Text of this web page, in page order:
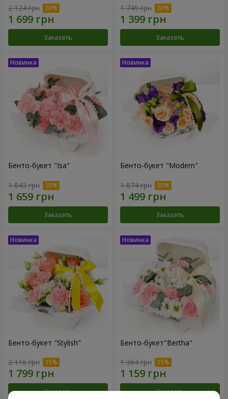
2 124 грн
Заказать
1 749 грн
Заказать
Бенто-букет "Isa"
1 843 грн
Заказать
Бенто-букет "Modern"
1 874 грн
Заказать
Бенто-букет "Stylish"
2 116 грн
Заказать
Бенто-букет"Bertha"
1 364 грн
Заказать